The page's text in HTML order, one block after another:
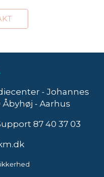
- Johannes
Åbyhøj - Aarhus
87 40 37 03